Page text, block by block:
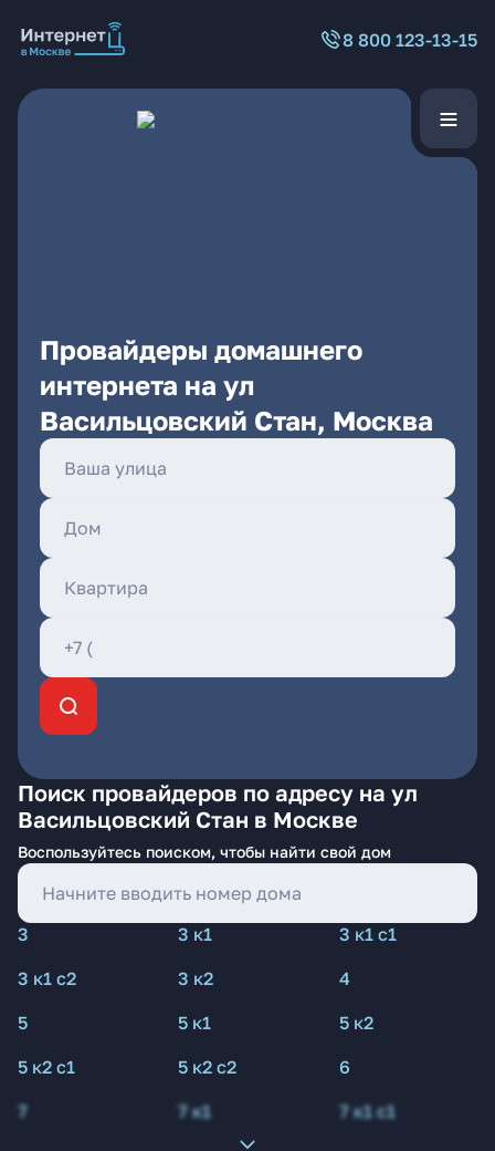
8 800 123-13-15
Провайдеры домашнего
интернета на ул
Васильцовский Стан, Москва
Поиск провайдеров по адресу на ул
Васильцовский Стан в Москве
Воспользуйтесь поиском, чтобы найти свой дом
3 3 к1
3 к1 с1
3 к1 с2
3 к2
4
5
5 к1
5 к2
5 к2 с1
5 к2 с2
6
7
7 к1 7 к1 с1